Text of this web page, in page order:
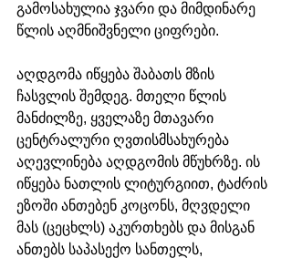
გამოსახულია ჯვარი და მიმდინარე
წლის აღმნიშვნელი ციფრები.
აღდგომა იწყება შაბათს მზის
ჩასვლის შემდეგ. მთელი წლის
მანძილზე, ყველაზე მთავარი
ცენტრალური ღვთისმსახურება
აღევლინება აღდგომის მწუხრზე. ის
იწყება ნათლის ლიტურგიით, ტაძრის
ეზოში ანთებენ კოცონს, მღვდელი
მას (ცეცხლს) აკურთხებს და მისგან
ანთებს საპასექო სანთელს,